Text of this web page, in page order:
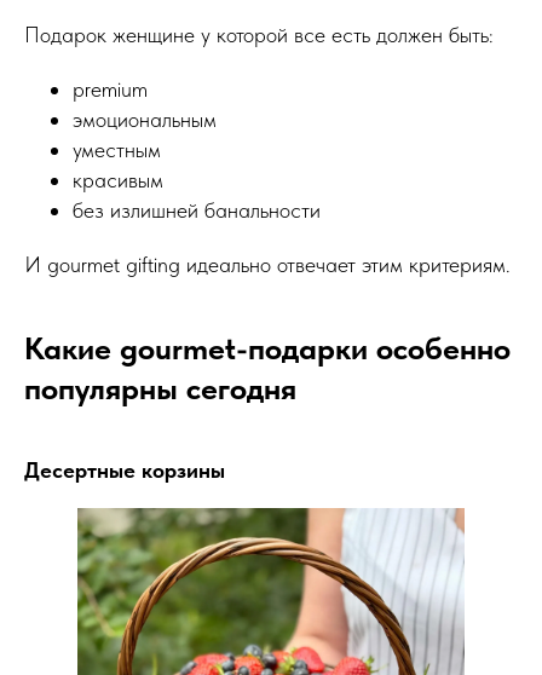
Подарок женщине у которой все есть должен быть:
premium
эмоциональным
уместным
красивым
без излишней банальности
И gourmet gifting идеально отвечает этим критериям.
Какие gourmet-подарки особенно
популярны сегодня
Десертные корзины